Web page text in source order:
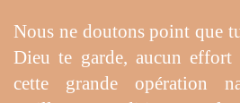
Nous ne doutons point que
Dieu te garde, aucun
cette grande opération